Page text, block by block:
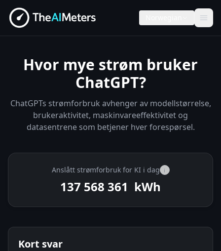
Hvor mye strøm bruker
ChatGPT?
ChatGPTs strømforbruk avhenger av modellstørrelse,
brukeraktivitet, maskinvareeffektivitet og
datasentrene som betjener hver forespørsel.
Anslått strømforbruk for KI i dag i
137 568 869 kWh
Kort svar